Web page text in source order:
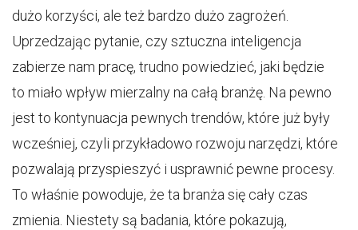
dużo korzyści, ale też bardzo dużo zagrożeń.
Uprzedzając pytanie, czy sztuczna inteligencja
zabierze nam pracę, trudno powiedzieć, jaki będzie
to miało wpływ mierzalny na całą branżę. Na pewno
jest to kontynuacja pewnych trendów, które już były
wcześniej, czyli przykładowo rozwoju narzędzi, które
pozwalają przyspieszyć i usprawnić pewne procesy.
To właśnie powoduje, że ta branża się cały czas
zmienia. Niestety są badania, które pokazują,